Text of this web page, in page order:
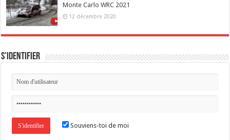
Monte Carlo WRC 2021
12 décembre 2020
S’identifier
Souviens-toi de moi